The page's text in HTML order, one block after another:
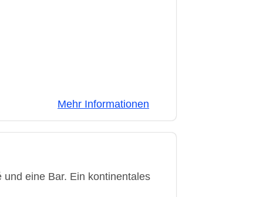
Mehr Informationen
eine Bar. Ein kontinentales